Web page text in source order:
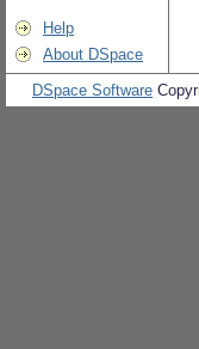
Help
About DSpace
DSpace Software